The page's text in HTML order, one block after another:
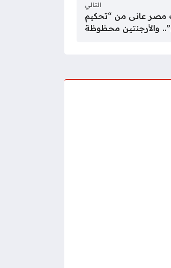
التالي
مصر عانى من “تحكيم
والأرجنتين محظوظة